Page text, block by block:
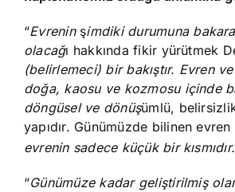
“Evrenin şimdiki durumuna
olacağı hakkında fikir yürütmek
(belirlemeci) bir bakıştır. Evren
doğa, kaosu ve kozmosu içinde
döngüsel ve dönüşümlü,
yapıdır. Günümüzde bilinen
evrenin sadece küçük bir
“Günümüze kadar geliştirilmiş